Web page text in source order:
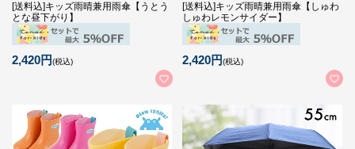
[送料込]キッズ雨晴兼用雨傘【うとう
とな昼下がり】
2,420円(税込)
[送料込]キッズ雨晴兼用雨傘【しゅわ
しゅわレモンサイダー】
2,420円(税込)